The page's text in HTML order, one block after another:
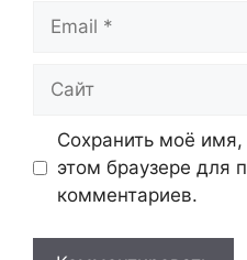
Email
Сайт
Сохранить моё имя,
этом браузере для
комментариев.